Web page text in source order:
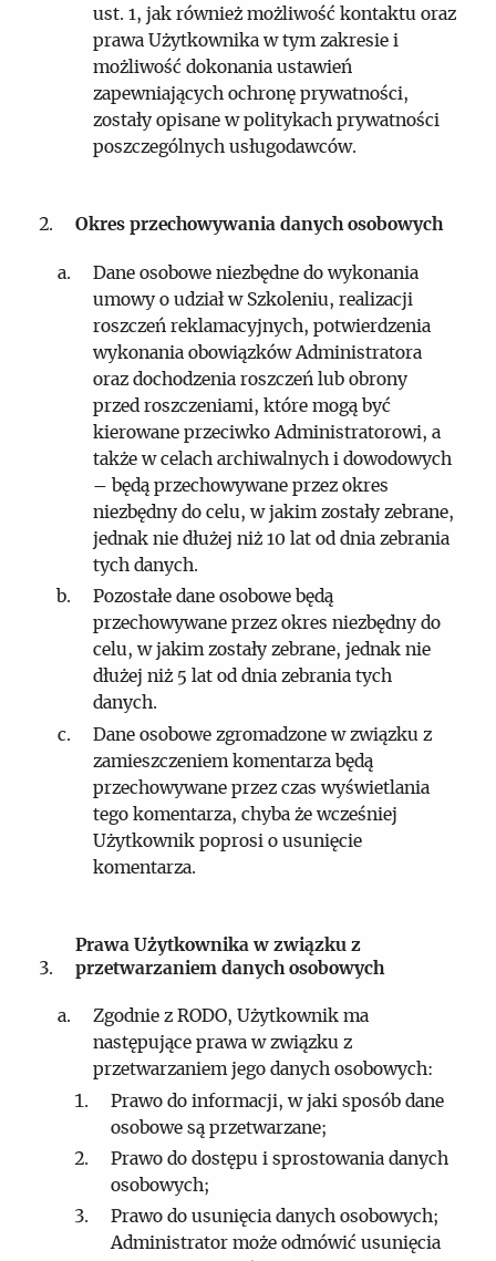
ust. 1, jak również możliwość kontaktu oraz
prawa Użytkownika w tym zakresie i
możliwość dokonania ustawień
zapewniających ochronę prywatności,
zostały opisane w politykach prywatności
poszczególnych usługodawców.
Okres przechowywania danych osobowych
Dane osobowe niezbędne do wykonania
umowy o udział w Szkoleniu, realizacji
roszczeń reklamacyjnych, potwierdzenia
wykonania obowiązków Administratora
oraz dochodzenia roszczeń lub obrony
przed roszczeniami, które mogą być
kierowane przeciwko Administratorowi, a
także w celach archiwalnych i dowodowych
– będą przechowywane przez okres
niezbędny do celu, w jakim zostały zebrane,
jednak nie dłużej niż 10 lat od dnia zebrania
tych danych.
Pozostałe dane osobowe będą
przechowywane przez okres niezbędny do
celu, w jakim zostały zebrane, jednak nie
dłużej niż 5 lat od dnia zebrania tych
danych.
Dane osobowe zgromadzone w związku z
zamieszczeniem komentarza będą
przechowywane przez czas wyświetlania
tego komentarza, chyba że wcześniej
Użytkownik poprosi o usunięcie
komentarza.
Prawa Użytkownika w związku z
przetwarzaniem danych osobowych
Zgodnie z RODO, Użytkownik ma
następujące prawa w związku z
przetwarzaniem jego danych osobowych:
Prawo do informacji, w jaki sposób dane
osobowe są przetwarzane;
Prawo do dostępu i sprostowania danych
osobowych;
Prawo do usunięcia danych osobowych;
Administrator może odmówić usunięcia